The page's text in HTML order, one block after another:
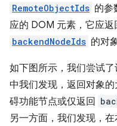
RemoteObjectIds 的参
应的 DOM 元素，它应
backendNodeIds 的对
如下图所示，我们尝试
中我们发现，返回对象
碍功能节点或仅返回
另一方面，我们发现，